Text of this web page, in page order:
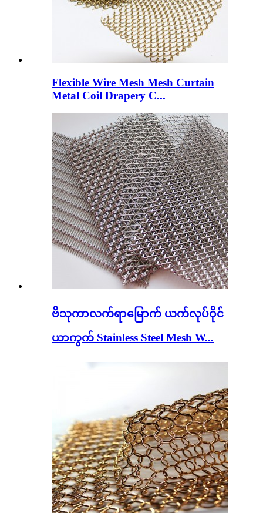
Flexible Wire Mesh Mesh Curtain
Metal Coil Drapery C...
ဗိသုကာလက်ရာမြောက် ယက်လုပ်ဝိုင်
ယာကွက် Stainless Steel Mesh W...